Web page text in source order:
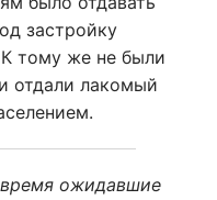
застройку
тому же не были
отдали лакомый
ожидавшие